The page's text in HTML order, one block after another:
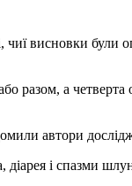
чиї висновки
разом, а четверта
автори
діарея і спазми